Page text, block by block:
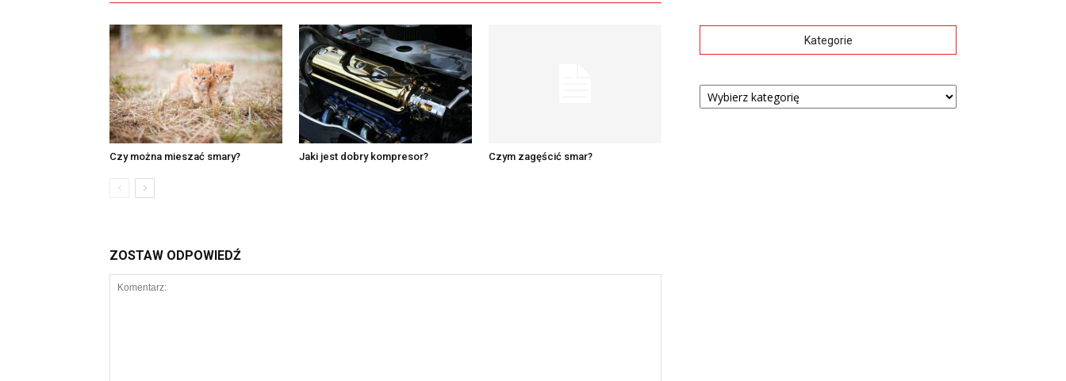
Czy można mieszać smary? Jaki jest dobry kompresor? Czym zagęścić smar?
ZOSTAW ODPOWIEDŹ
Kategorie
Kategorie